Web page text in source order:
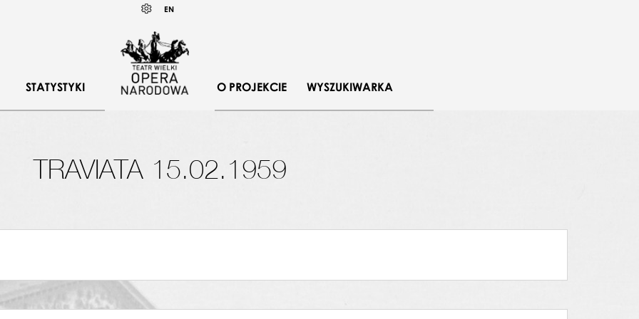
język
EN
STATYSTYKI O PROJEKCIE WYSZUKIWARKA
TRAVIATA 15.02.1959